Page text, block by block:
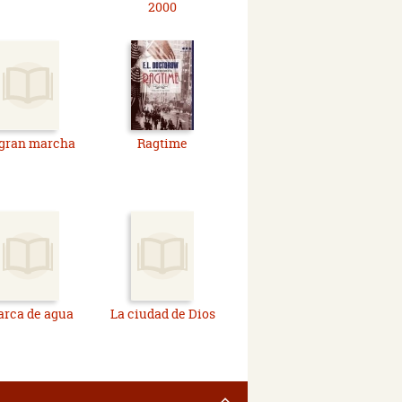
2000
marcha Ragtime
de agua La ciudad de Dios